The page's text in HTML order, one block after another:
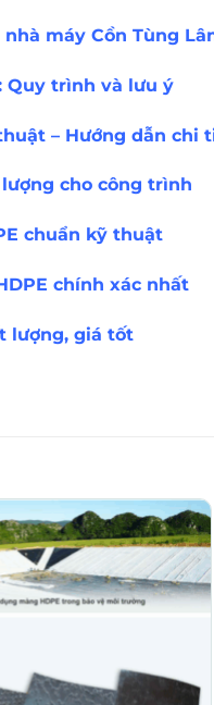
máy Cồn Tùng
Quy trình và lưu ý
– Hướng dẫn chi
cho công trình
chuẩn kỹ thuật
chính xác nhất
lượng, giá tốt